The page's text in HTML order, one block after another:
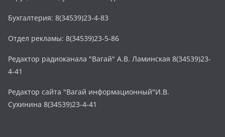
Бухгалтерия: 8(34539)23-4-83
Отдел рекламы: 8(34539)23-5-86
Редактор радиоканала "Вагай" А.В. Ламинская 8(34539)23-
4-41
Редактор сайта "Вагай информационный"И.В.
Сухинина 8(34539)23-4-41